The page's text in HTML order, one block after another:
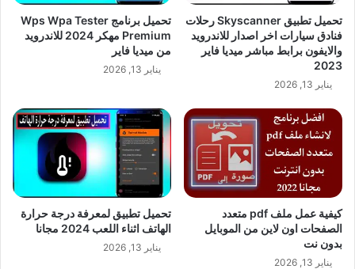
تحميل تطبيق Skyscanner رحلات
فنادق سيارات اخر اصدار للاندرويد
والايفون برابط مباشر ميديا فاير
2023
يناير 13, 2026
تحميل برنامج Wps Wpa Tester
Premium مهكر 2024 للاندرويد
من ميديا فاير
يناير 13, 2026
كيفية عمل ملف pdf متعدد
الصفحات اون لاين من الموبايل
بدون نت
يناير 13, 2026
تحميل تطبيق لمعرفة درجة حرارة
الهاتف اثناء اللعب 2024 مجانا
يناير 13, 2026